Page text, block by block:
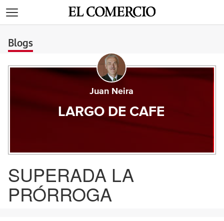
Blogs
Juan Neira
LARGO DE CAFE
SUPERADA LA
PRÓRROGA